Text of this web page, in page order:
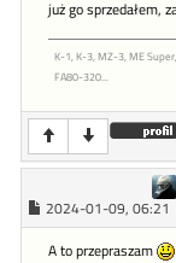
już go sprzedałem,
K-1, K-3, MZ-3, ME
FA80-320...
2024-01-09, 06:21
A to przepraszam